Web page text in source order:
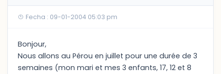
Fecha : 09-01-2004 05:03 pm
Bonjour,
Nous allons au Pérou en juillet pour une durée de 3
semaines (mon mari et mes 3 enfants, 17, 12 et 8